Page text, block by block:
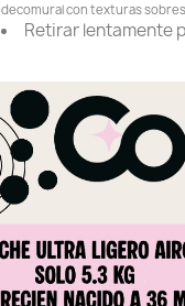
decomural con texturas
Retirar lentamente